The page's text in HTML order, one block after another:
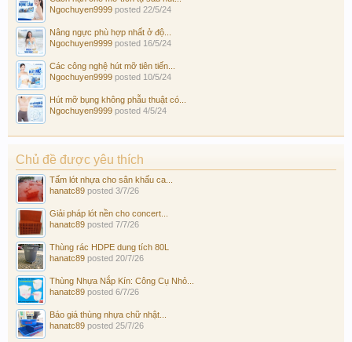
Ngochuyen9999 posted 22/5/24
Nâng ngực phù hợp nhất ở độ...
Ngochuyen9999 posted 16/5/24
Các công nghệ hút mỡ tiên tiến...
Ngochuyen9999 posted 10/5/24
Hút mỡ bụng không phẫu thuật có...
Ngochuyen9999 posted 4/5/24
Chủ đề được yêu thích
Tấm lót nhựa cho sân khấu ca...
hanatc89 posted 3/7/26
Giải pháp lót nền cho concert...
hanatc89 posted 7/7/26
Thùng rác HDPE dung tích 80L
hanatc89 posted 20/7/26
Thùng Nhựa Nắp Kín: Công Cụ Nhỏ...
hanatc89 posted 6/7/26
Báo giá thùng nhựa chữ nhật...
hanatc89 posted 25/7/26